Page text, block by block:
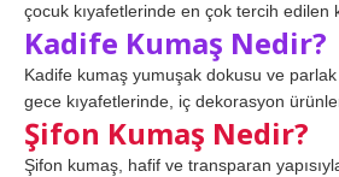
çocuk kıyafetlerinde en çok tercih edilen
Kadife Kumaş Nedir?
Kadife kumaş yumuşak dokusu ve
gece kıyafetlerinde, iç dekorasyon
Şifon Kumaş Nedir?
Şifon kumaş, hafif ve transparan